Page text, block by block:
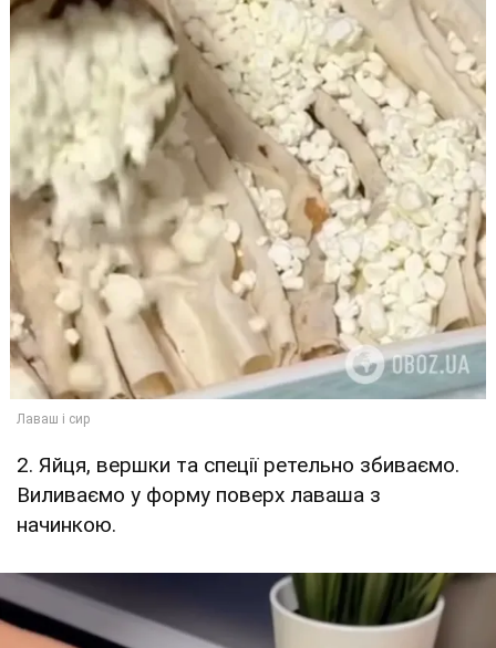
2. Яйця, вершки та спеції ретельно збиваємо.
Виливаємо у форму поверх лаваша з
начинкою.